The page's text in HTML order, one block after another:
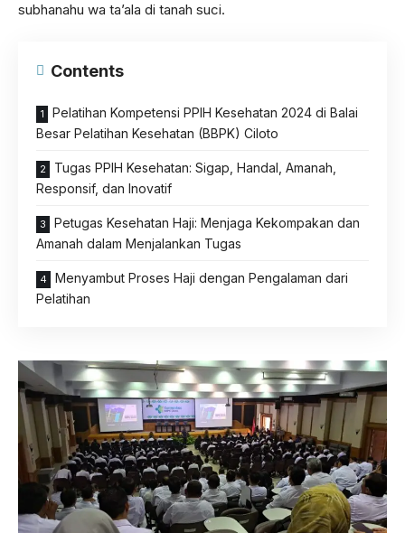
subhanahu wa ta’ala di tanah suci.
Contents
Pelatihan Kompetensi PPIH Kesehatan 2024 di Balai
Besar Pelatihan Kesehatan (BBPK) Ciloto
Tugas PPIH Kesehatan: Sigap, Handal, Amanah,
Responsif, dan Inovatif
Petugas Kesehatan Haji: Menjaga Kekompakan dan
Amanah dalam Menjalankan Tugas
Menyambut Proses Haji dengan Pengalaman dari
Pelatihan